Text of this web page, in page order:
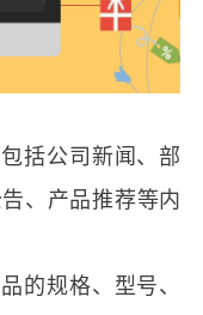
括公司新闻、部
、产品推荐等内
规格、型号、